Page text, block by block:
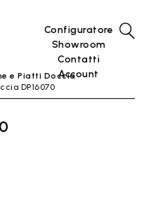
Configuratore
Showroom
Contatti
Account
e Piatti Doccia
DP16070